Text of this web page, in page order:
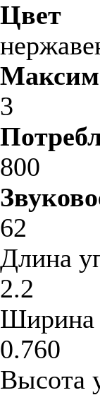
Цвет
3
800
62
Длина
2.2
Ширина
0.760
Высота